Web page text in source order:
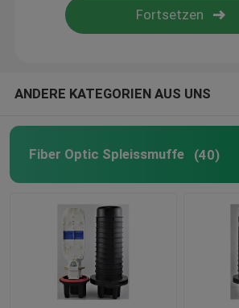
FTTH-Faser-Optikspleiß-Schließung
ANDERE KATEGORIEN AUS UNS
Fiber Optic Spleissmuffe (40)